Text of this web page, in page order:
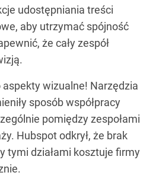
udostępniania treści
aby utrzymać spójność
że cały zespół
wizualne! Narzędzia
sposób współpracy
pomiędzy zespołami
Hubspot odkrył, że brak
tymi działami kosztuje firmy